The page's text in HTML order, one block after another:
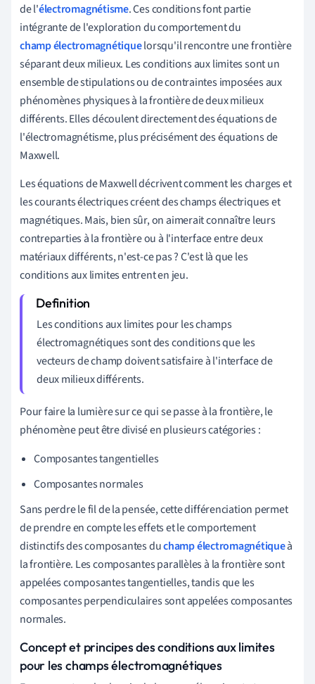
de l'électromagnétisme. Ces conditions font partie
intégrante de l'exploration du comportement du
champ électromagnétiquelorsqu'il rencontre une frontière
séparant deux milieux. Les conditions aux limites sont un
ensemble de stipulations ou de contraintes imposées aux
phénomènes physiques à la frontière de deux milieux
différents. Elles découlent directement des équations de
l'électromagnétisme, plus précisément des équations de
Maxwell.
Les équations de Maxwell décrivent comment les charges et
les courants électriques créent des champs électriques et
magnétiques. Mais, bien sûr, on aimerait connaître leurs
contreparties à la frontière ou à l'interface entre deux
matériaux différents, n'est-ce pas ? C'est là que les
conditions aux limites entrent en jeu.
Les conditions aux limites pour les champs
électromagnétiques sont des conditions que les
vecteurs de champ doivent satisfaire à l'interface de
deux milieux différents.
Pour faire la lumière sur ce qui se passe à la frontière, le
phénomène peut être divisé en plusieurs catégories :
Composantes tangentielles
Composantes normales
Sans perdre le fil de la pensée, cette différenciation permet
de prendre en compte les effets et le comportement
distinctifs des composantes duchamp électromagnétiqueà
la frontière. Les composantes parallèles à la frontière sont
appelées composantes tangentielles, tandis que les
composantes perpendiculaires sont appelées composantes
normales.
Concept et principes des conditions aux limites
pour les champs électromagnétiques